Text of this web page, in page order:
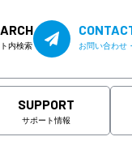
内検索 お問い合わせ
SUPPORT
サポート情報